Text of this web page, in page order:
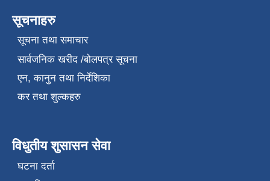
सूचनाहरु
सूचना तथा समाचार
सार्वजनिक खरीद /बोलपत्र सूचना
एन, कानुन तथा निर्देशिका
कर तथा शुल्कहरु
विधुतीय शुसासन सेवा
घटना दर्ता